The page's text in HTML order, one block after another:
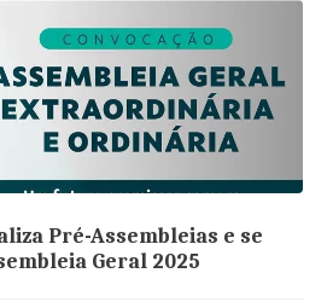
Pré-Assembleias e se
Geral 2025